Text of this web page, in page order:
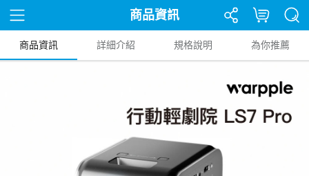
商品資訊
商品資訊 詳細介紹 規格說明 為你推薦